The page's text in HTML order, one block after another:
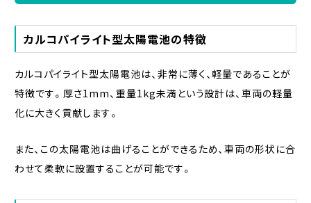
カルコパイライト型太陽電池の特徴
カルコパイライト型太陽電池は、非常に薄く、軽量であることが
特徴です。厚さ1mm、重量1kg未満という設計は、車両の軽量
化に大きく貢献します。
また、この太陽電池は曲げることができるため、車両の形状に合
わせて柔軟に設置することが可能です。